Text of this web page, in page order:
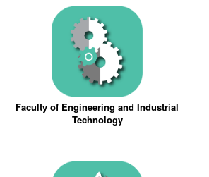
Faculty of Engineering and Industrial
Technology